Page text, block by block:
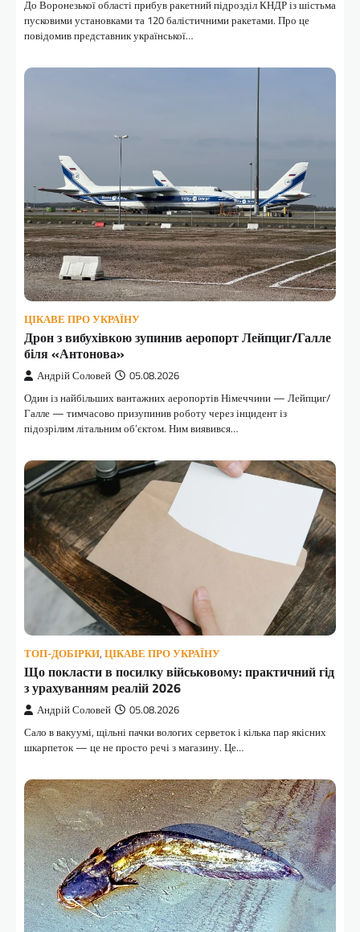
До Воронезької області прибув ракетний підрозділ КНДР із шістьма
пусковими установками та 120 балістичними ракетами. Про це
повідомив представник української…
ЦІКАВЕ ПРО УКРАЇНУ
Дрон з вибухівкою зупинив аеропорт Лейпциг/Галле
біля «Антонова»
Андрій Соловей 05.08.2026
Один із найбільших вантажних аеропортів Німеччини — Лейпциг/
Галле — тимчасово призупинив роботу через інцидент із
підозрілим літальним об’єктом. Ним виявився…
ТОП-ДОБІРКИ, ЦІКАВЕ ПРО УКРАЇНУ
Що покласти в посилку військовому: практичний гід
з урахуванням реалій 2026
Андрій Соловей 05.08.2026
Сало в вакуумі, щільні пачки вологих серветок і кілька пар якісних
шкарпеток — це не просто речі з магазину. Це…